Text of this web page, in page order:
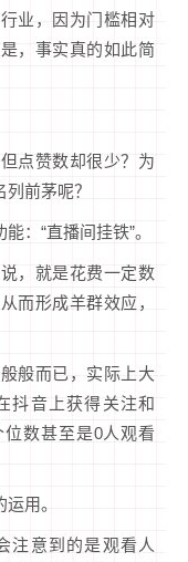
业，因为门槛相对
，事实真的如此简
点赞数却很少？为
前茅呢？
：“直播间挂铁”。
，就是花费一定数
而形成羊群效应，
般而已，实际上大
抖音上获得关注和
数甚至是0人观看
用。
注意到的是观看人